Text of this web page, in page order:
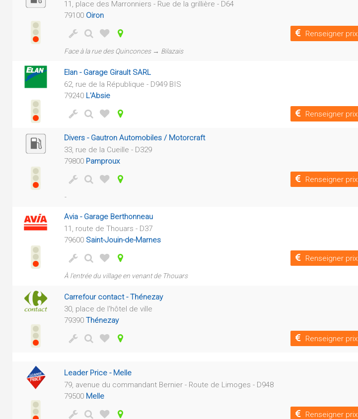
11, place des Marronniers - Rue de la grillière - D64
79100 Oiron
Renseigner prix
Face à la rue des Quinconces → Bilazais
Elan - Garage Girault SARL
62, rue de la République - D949 BIS
79240 L'Absie
Renseigner prix
Divers - Gautron Automobiles / Motorcraft
33, rue de la Cueille - D329
79800 Pamproux
Renseigner prix
-
Avia - Garage Berthonneau
11, route de Thouars - D37
79600 Saint-Jouin-de-Marnes
Renseigner prix
À l'entrée du village en venant de Thouars
Carrefour contact - Thénezay
30, place de l'hôtel de ville
79390 Thénezay
Renseigner prix
Leader Price - Melle
79, avenue du commandant Bernier - Route de Limoges - D948
79500 Melle
Renseigner prix